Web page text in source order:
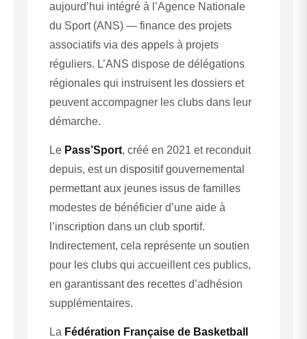
aujourd’hui intégré à l’Agence Nationale
du Sport (ANS) — finance des projets
associatifs via des appels à projets
réguliers. L’ANS dispose de délégations
régionales qui instruisent les dossiers et
peuvent accompagner les clubs dans leur
démarche.
Le Pass’Sport, créé en 2021 et reconduit
depuis, est un dispositif gouvernemental
permettant aux jeunes issus de familles
modestes de bénéficier d’une aide à
l’inscription dans un club sportif.
Indirectement, cela représente un soutien
pour les clubs qui accueillent ces publics,
en garantissant des recettes d’adhésion
supplémentaires.
La Fédération Française de Basketball